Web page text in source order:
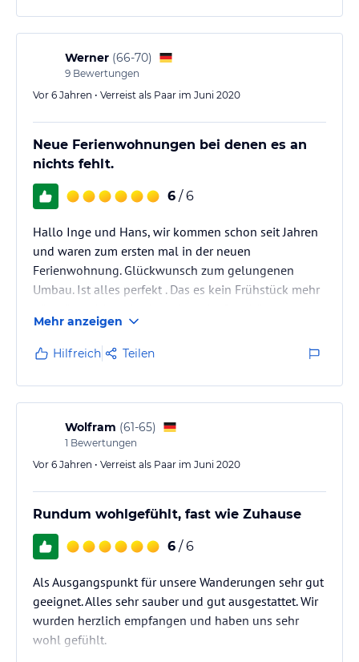
Werner (66-70)
9 Bewertungen
Vor 6 Jahren • Verreist als Paar im Juni 2020
Neue Ferienwohnungen bei denen es an
nichts fehlt.
6 / 6
Hallo Inge und Hans, wir kommen schon seit Jahren
und waren zum ersten mal in der neuen
Ferienwohnung. Glückwunsch zum gelungenen
Umbau. Ist alles perfekt . Das es kein Frühstück mehr
gegenüber leckere Semmel gibt. War wie immer eine
super Woche. Viele Grüße aus Griesheim
Mehr anzeigen
Hilfreich Teilen
Wolfram (61-65)
1 Bewertungen
Vor 6 Jahren • Verreist als Paar im Juni 2020
Rundum wohlgefühlt, fast wie Zuhause
6 / 6
Als Ausgangspunkt für unsere Wanderungen sehr gut
geeignet. Alles sehr sauber und gut ausgestattet. Wir
wurden herzlich empfangen und haben uns sehr
wohl gefühlt.